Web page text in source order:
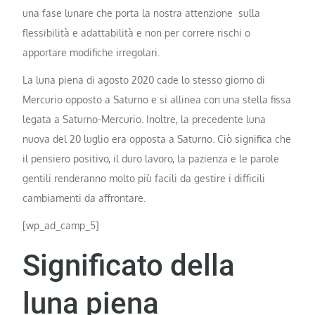
una fase lunare che porta la nostra attenzione sulla
flessibilità e adattabilità e non per correre rischi o
apportare modifiche irregolari.
La luna piena di agosto 2020 cade lo stesso giorno di
Mercurio opposto a Saturno e si allinea con una stella fissa
legata a Saturno-Mercurio. Inoltre, la precedente luna
nuova del 20 luglio era opposta a Saturno. Ciò significa che
il pensiero positivo, il duro lavoro, la pazienza e le parole
gentili renderanno molto più facili da gestire i difficili
cambiamenti da affrontare.
[wp_ad_camp_5]
Significato della
luna piena